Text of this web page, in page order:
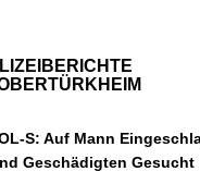
S: Auf Mann
Geschädigten Gesucht